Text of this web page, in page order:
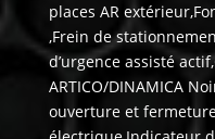
places AR
,Frein de
d’urgence assisté
ARTICO/DINAMICA
ouverture et